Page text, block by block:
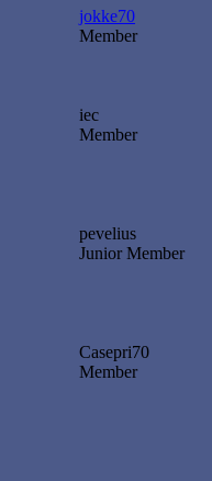
jokke70
Member
iec
Member
pevelius
Junior Member
Casepri70
Member